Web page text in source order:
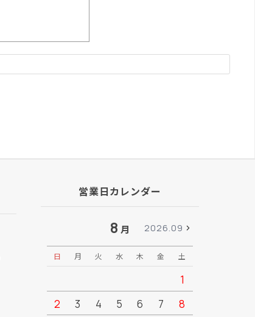
営業日カレンダー
8 月 2026.09
日 月 火 水 木 金 土
1
2
3 4 5 6 7
8